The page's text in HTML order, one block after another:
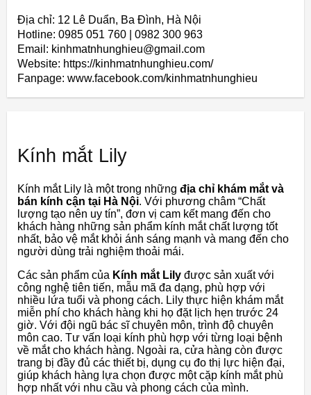
Địa chỉ: 12 Lê Duẩn, Ba Đình, Hà Nội
Hotline: 0985 051 760 | 0982 300 963
Email: kinhmatnhunghieu@gmail.com
Website: https://kinhmatnhunghieu.com/
Fanpage: www.facebook.com/kinhmatnhunghieu
Kính mắt Lily
Kính mắt Lily là một trong những địa chỉ khám mắt và
bán kính cận tại Hà Nội. Với phương châm “Chất
lượng tạo nên uy tín”, đơn vị cam kết mang đến cho
khách hàng những sản phẩm kính mắt chất lượng tốt
nhất, bảo vệ mắt khỏi ánh sáng mạnh và mang đến cho
người dùng trải nghiệm thoải mái.
Các sản phẩm của Kính mắt Lily được sản xuất với
công nghệ tiên tiến, mẫu mã đa dạng, phù hợp với
nhiều lứa tuổi và phong cách. Lily thực hiện khám mắt
miễn phí cho khách hàng khi họ đặt lịch hẹn trước 24
giờ. Với đội ngũ bác sĩ chuyên môn, trình độ chuyên
môn cao. Tư vấn loại kính phù hợp với từng loại bệnh
về mắt cho khách hàng. Ngoài ra, cửa hàng còn được
trang bị đầy đủ các thiết bị, dụng cụ đo thị lực hiện đại,
giúp khách hàng lựa chọn được một cặp kính mắt phù
hợp nhất với nhu cầu và phong cách của mình.